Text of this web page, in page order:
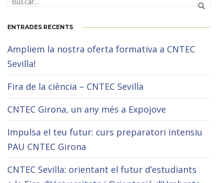
ENTRADES RECENTS
Ampliem la nostra oferta formativa a CNTEC
Sevilla!
Fira de la ciència – CNTEC Sevilla
CNTEC Girona, un any més a Expojove
Impulsa el teu futur: curs preparatori intensiu
PAU CNTEC Girona
CNTEC Sevilla: orientant el futur d’estudiants